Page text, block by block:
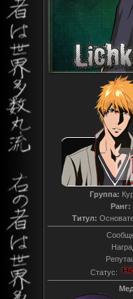
Группа:
Ранг:
Титул:
Статус: